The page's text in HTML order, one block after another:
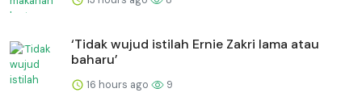
‘Tidak wujud istilah Ernie Zakri lama atau
baharu’
16 hours ago 9